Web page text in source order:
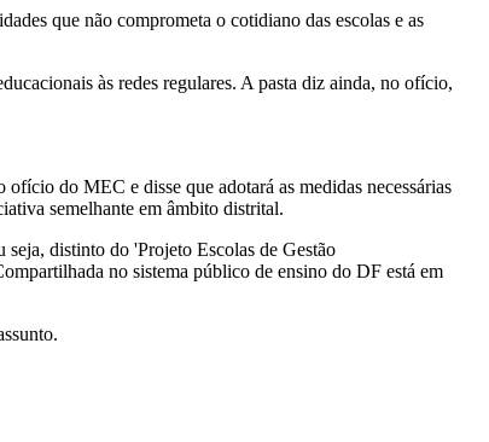
que não comprometa o cotidiano das escolas e as
às redes regulares. A pasta diz ainda, no ofício,
do MEC e disse que adotará as medidas necessárias
semelhante em âmbito distrital.
distinto do 'Projeto Escolas de Gestão
no sistema público de ensino do DF está em